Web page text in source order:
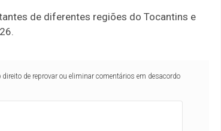
de diferentes regiões do Tocantins e
de reprovar ou eliminar comentários em desacordo